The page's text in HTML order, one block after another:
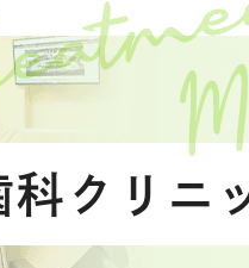
科クリニ